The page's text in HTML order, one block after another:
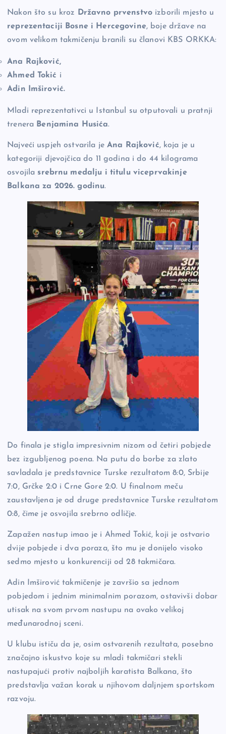
Nakon što su kroz Državno prvenstvo izborili mjesto u
reprezentaciji Bosne i Hercegovine, boje države na
ovom velikom takmičenju branili su članovi KBS ORKKA:
Ana Rajković,
Ahmed Tokić i
Adin Imširović.
Mladi reprezentativci u Istanbul su otputovali u pratnji
trenera Benjamina Husića.
Najveći uspjeh ostvarila jeAna Rajković, koja je u
kategoriji djevojčica do 11 godina i do 44 kilograma
osvojila srebrnu medalju i titulu viceprvakinje
Balkana za 2026. godinu.
Do finala je stigla impresivnim nizom od četiri pobjede
bez izgubljenog poena. Na putu do borbe za zlato
savladala je predstavnice Turske rezultatom 8:0, Srbije
7:0, Grčke 2:0 i Crne Gore 2:0. U finalnom meču
zaustavljena je od druge predstavnice Turske rezultatom
0:8, čime je osvojila srebrno odličje.
Zapažen nastup imao je i Ahmed Tokić, koji je ostvario
dvije pobjede i dva poraza, što mu je donijelo visoko
sedmo mjesto u konkurenciji od 28 takmičara.
Adin Imširović takmičenje je završio sa jednom
pobjedom i jednim minimalnim porazom, ostavivši dobar
utisak na svom prvom nastupu na ovako velikoj
međunarodnoj sceni.
U klubu ističu da je, osim ostvarenih rezultata, posebno
značajno iskustvo koje su mladi takmičari stekli
nastupajući protiv najboljih karatista Balkana, što
predstavlja važan korak u njihovom daljnjem sportskom
razvoju.